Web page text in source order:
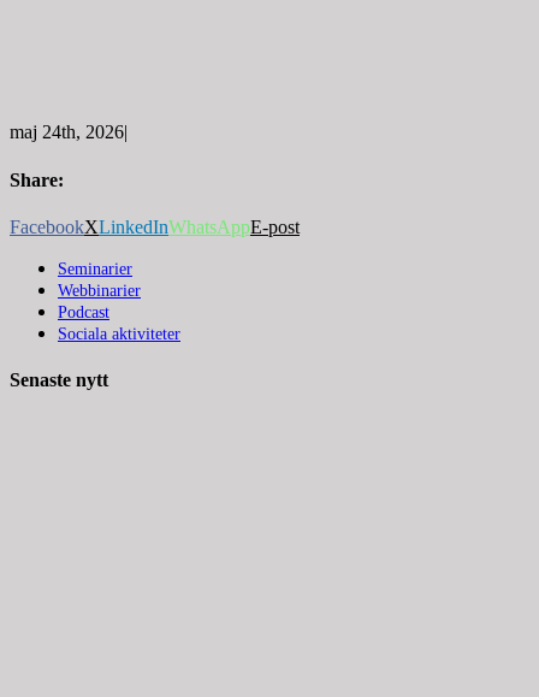
maj 24th, 2026|
Share:
FacebookXLinkedInWhatsAppE-post
Seminarier
Webbinarier
Podcast
Sociala aktiviteter
Senaste nytt